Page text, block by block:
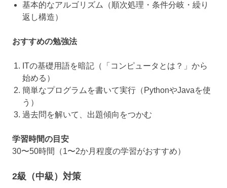
基本的なアルゴリズム（順次処理・条件分岐・繰り
返し構造）
おすすめの勉強法
ITの基礎用語を暗記（「コンピュータとは？」から
始める）
簡単なプログラムを書いて実行（PythonやJavaを使
う）
過去問を解いて、出題傾向をつかむ
学習時間の目安
30〜50時間（1〜2か月程度の学習がおすすめ）
2級（中級）対策